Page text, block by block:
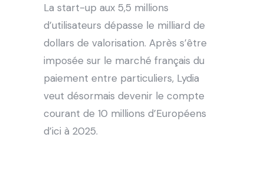
La start-up aux 5,5 millions
d’utilisateurs dépasse le milliard de
dollars de valorisation. Après s’être
imposée sur le marché français du
paiement entre particuliers, Lydia
veut désormais devenir le compte
courant de 10 millions d’Européens
d’ici à 2025.